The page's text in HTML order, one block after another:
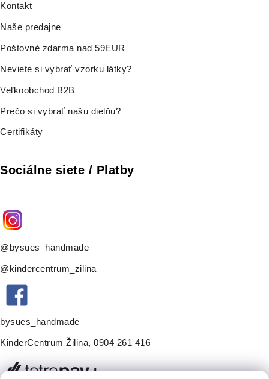
Kontakt
Naše predajne
Poštovné zdarma nad 59EUR
Neviete si vybrať vzorku látky?
Veľkoobchod B2B
Prečo si vybrať našu dielňu?
Certifikáty
Sociálne siete / Platby
@bysues_handmade
@kindercentrum_zilina
bysues_handmade
KinderCentrum Žilina, 0904 261 416